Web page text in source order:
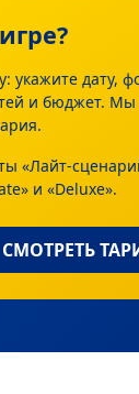
укажите дату,
и бюджет.
и «Deluxe».
СМОТРЕТЬ